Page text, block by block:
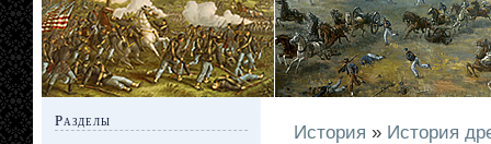
Разделы
История » История